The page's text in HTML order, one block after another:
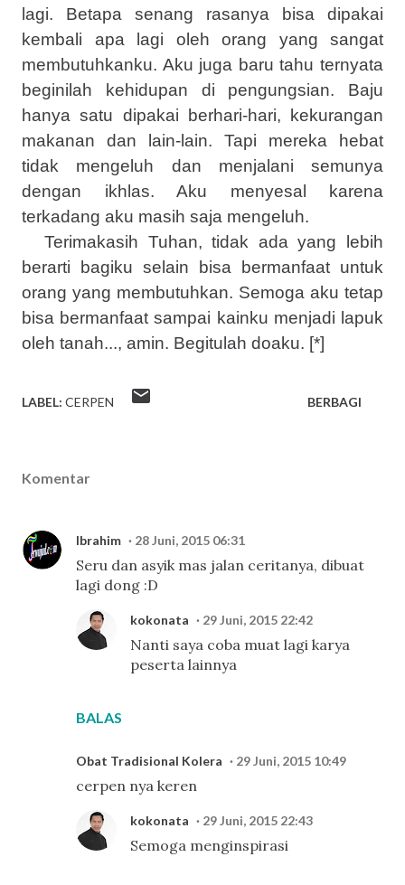
lagi. Betapa senang rasanya bisa dipakai
kembali apa lagi oleh orang yang sangat
membutuhkanku. Aku juga baru tahu ternyata
beginilah kehidupan di pengungsian. Baju
hanya satu dipakai berhari-hari, kekurangan
makanan dan lain-lain. Tapi mereka hebat
tidak mengeluh dan menjalani semunya
dengan ikhlas. Aku menyesal karena
terkadang aku masih saja mengeluh.
Terimakasih Tuhan, tidak ada yang lebih
berarti bagiku selain bisa bermanfaat untuk
orang yang membutuhkan. Semoga aku tetap
bisa bermanfaat sampai kainku menjadi lapuk
oleh tanah..., amin. Begitulah doaku. [*]
LABEL: CERPEN BERBAGI
Komentar
Ibrahim 28 Juni, 2015 06:31
Seru dan asyik mas jalan ceritanya, dibuat
lagi dong :D
BALAS
kokonata 29 Juni, 2015 22:42
Nanti saya coba muat lagi karya
peserta lainnya
Obat Tradisional Kolera 29 Juni, 2015 10:49
cerpen nya keren
kokonata 29 Juni, 2015 22:43
Semoga menginspirasi